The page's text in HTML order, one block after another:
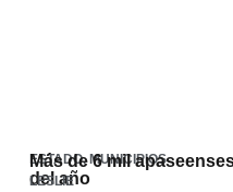
ESTADO, MUNICIPIOS
Más de 6 mil
del año
LESLIE